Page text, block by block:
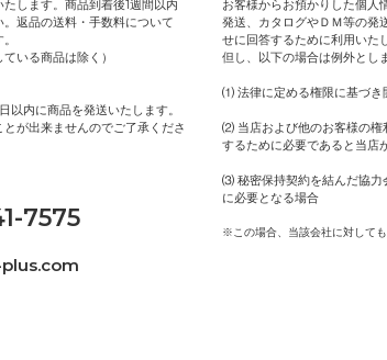
します。商品到着後1週間以内
返品の送料・手数料について
いる商品は除く）
以内に商品を発送いたします。
が出来ませんのでご了承くださ
7575
お客様からお預かりした個人
発送、カタログやＤＭ等の発
せに回答するために利用いた
但し、以下の場合は例外とし
⑴ 法律に定める権限に基づき
⑵ 当店および他のお客様の権
するために必要であると当店
⑶ 秘密保持契約を結んだ協力
に必要となる場合
※この場合、当該会社に対して